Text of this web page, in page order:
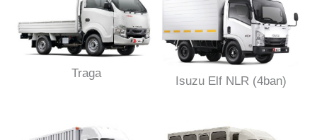
Traga
Isuzu Elf NLR (4ban)